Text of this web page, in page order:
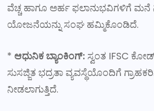
ವೆಚ್ಚ ಹಾಗೂ ಅರ್ಹ ಫಲಾನುಭವಿಗಳಿಗೆ
ಯೋಜನೆಯನ್ನು ಸಂಘ ಹಮ್ಮಿಕೊಂಡಿದೆ.
* ಆಧುನಿಕ ಬ್ಯಾಂಕಿಂಗ್: ಸ್ವಂತ IFSC
ಸುಸಜ್ಜಿತ ಭದ್ರತಾ ವ್ಯವಸ್ಥೆಯೊಂದಿಗೆ
ನೀಡಲಾಗುತ್ತಿದೆ.